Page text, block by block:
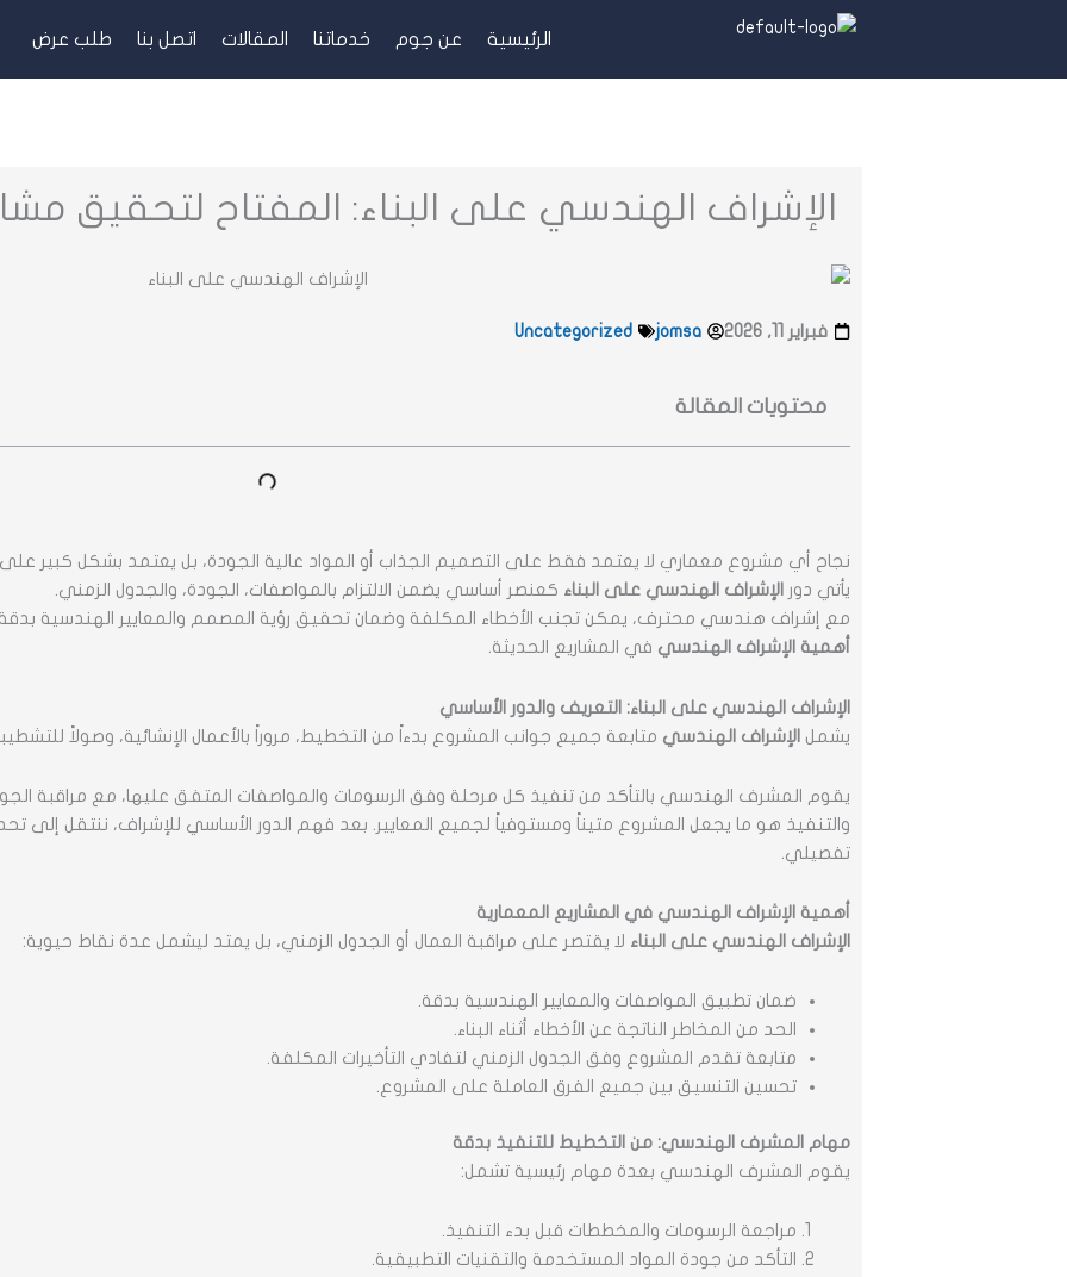
الرئيسية عن جوم خدماتنا المقالات اتصل بنا طلب عرض
الإشراف الهندسي على البناء: المفتاح لتحقيق
فبراير 11, 2026 jomsa
Uncategorized
محتويات المقالة
نجاح أي مشروع معماري لا يعتمد فقط على التصميم الجذاب أو المواد عالية الجودة، بل يعتمد بشكل كبير
يأتي دور الإشراف الهندسي على البناء كعنصر أساسي يضمن الالتزام بالمواصفات، الجودة، والجدول الزمني.
مع إشراف هندسي محترف، يمكن تجنب الأخطاء المكلفة وضمان تحقيق رؤية المصمم والمعايير الهندسية
أهمية الإشراف الهندسي في المشاريع الحديثة.
الإشراف الهندسي على البناء: التعريف والدور الأساسي
يشملالإشراف الهندسي متابعة جميع جوانب المشروع بدءاً من التخطيط، مروراً بالأعمال الإنشائية، وصولاً
يقوم المشرف الهندسي بالتأكد من تنفيذ كل مرحلة وفق الرسومات والمواصفات المتفق عليها، مع مراقبة الجودة
والتنفيذ هو ما يجعل المشروع متيناً ومستوفياً لجميع المعايير. بعد فهم الدور الأساسي للإشراف، ننتقل إلى
تفصيلي.
أهمية الإشراف الهندسي في المشاريع المعمارية
الإشراف الهندسي على البناء لا يقتصر على مراقبة العمال أو الجدول الزمني، بل يمتد ليشمل عدة نقاط حيوية:
ضمان تطبيق المواصفات والمعايير الهندسية بدقة.
الحد من المخاطر الناتجة عن الأخطاء أثناء البناء.
متابعة تقدم المشروع وفق الجدول الزمني لتفادي التأخيرات المكلفة.
تحسين التنسيق بين جميع الفرق العاملة على المشروع.
مهام المشرف الهندسي: من التخطيط للتنفيذ بدقة
يقوم المشرف الهندسي بعدة مهام رئيسية تشمل:
مراجعة الرسومات والمخططات قبل بدء التنفيذ.
التأكد من جودة المواد المستخدمة والتقنيات التطبيقية.